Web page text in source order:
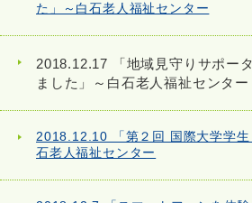
た」～白石老人福祉センター
2018.12.17 「地域見守りサポー
ました」～白石老人福祉センター
2018.12.10 「第２回 国際大学学生
石老人福祉センター